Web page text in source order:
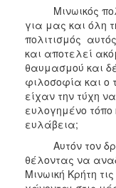
2021
2020
2019
2018
2017
2016
2013
2012
Μινωικός
για μας και όλη
πολιτισμός
και αποτελεί
θαυμασμού και
φιλοσοφία και ο
είχαν την τύχη
ευλογημένο τόπο
ευλάβεια;
Αυτόν τον
θέλοντας να
Μινωική Κρήτη